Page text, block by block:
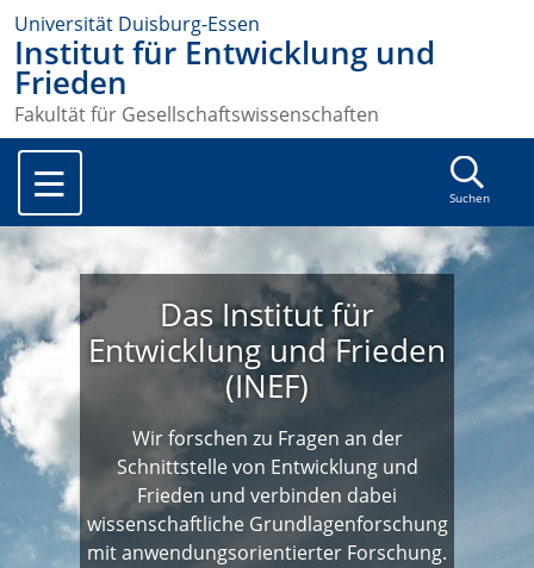
Universität Duisburg-Essen
Institut für Entwicklung und
Frieden
Fakultät für Gesellschaftswissenschaften
Suchen
Das Institut für
Entwicklung und Frieden
(INEF)
Wir forschen zu Fragen an der
Schnittstelle von Entwicklung und
Frieden und verbinden dabei
wissenschaftliche Grundlagenforschung
mit anwendungsorientierter Forschung.